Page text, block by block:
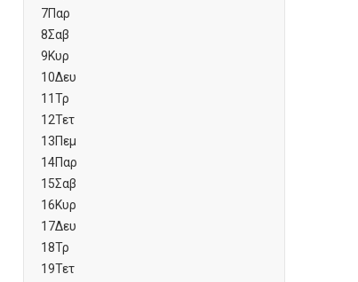
7Παρ
8Σαβ
9Κυρ
10Δευ
11Τρ
12Τετ
13Πεμ
14Παρ
15Σαβ
16Κυρ
17Δευ
18Τρ
19Τετ